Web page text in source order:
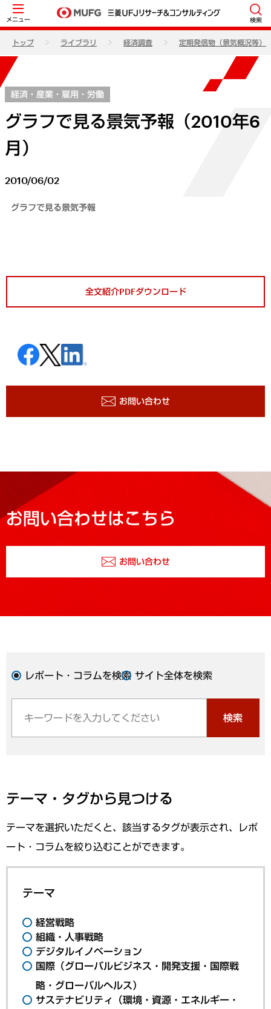
メニュー 検索
トップ ライブラリ 経済調査 定期発信物（景気概況等）
経済・産業・雇用・労働
グラフで見る景気予報（2010年6
月）
2010/06/02
グラフで見る景気予報
全文紹介PDFダウンロード
お問い合わせ
お問い合わせはこちら
お問い合わせ
レポート・コラムを検索 サイト全体を検索
検索
テーマ・タグから見つける
テーマを選択いただくと、該当するタグが表示され、レポ
ート・コラムを絞り込むことができます。
テーマ
経営戦略
組織・人事戦略
デジタルイノベーション
国際（グローバルビジネス・開発支援・国際戦
略・グローバルヘルス）
サステナビリティ（環境・資源・エネルギー・